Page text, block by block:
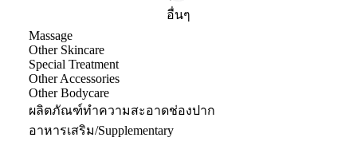
อื่นๆ
Massage
Other Skincare
Special Treatment
Other Accessories
Other Bodycare
ผลิตภัณฑ์ทำความสะอาดช่องปาก
อาหารเสริม/Supplementary